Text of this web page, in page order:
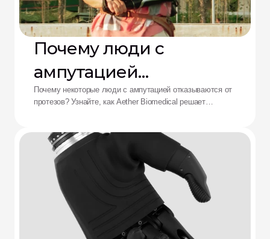
Почему люди с
ампутацией
отказываются от
Aether
Почему некоторые люди с ампутацией отказываются от
протезов? Узнайте, как Aether Biomedical решает